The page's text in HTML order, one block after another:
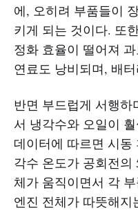
에, 오히려 부품들이
키게 되는 것이다. 또
정화 효율이 떨어져
연료도 낭비되며, 배
반면 부드럽게 서행하
서 냉각수와 오일이
데이터에 따르면 시동
각수 온도가 공회전의
체가 움직이면서 각
엔진 전체가 따뜻해지